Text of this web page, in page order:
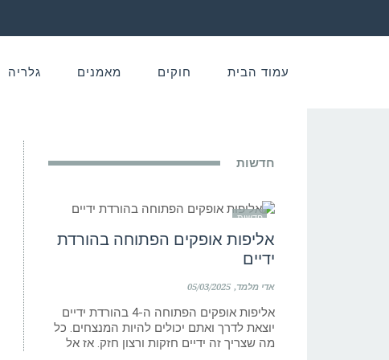
עמוד הבית חוקים מאמנים גלריה
חדשות
חדשות
אליפות אופקים הפתוחה בהורדת
ידיים
אדי מלמד 05/03/2025
אליפות אופקים הפתוחה ה-4 בהורדת ידיים
יוצאת לדרך ואתם יכולים להיות המנצחים. כל
מה שצריך זה ידיים חזקות ורצון חזק. אז אל